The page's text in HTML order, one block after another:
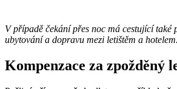
V případě čekání přes noc má cestující také
ubytování a dopravu mezi letištěm a hotelem.
Kompenzace za zpožděný